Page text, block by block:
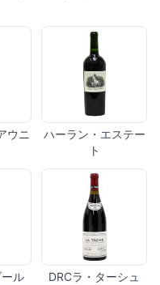
ウニ
ハーラン・エステー
ト
ル DRCラ・ターシュ